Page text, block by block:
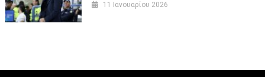
11 Ιανουαρίου 2026